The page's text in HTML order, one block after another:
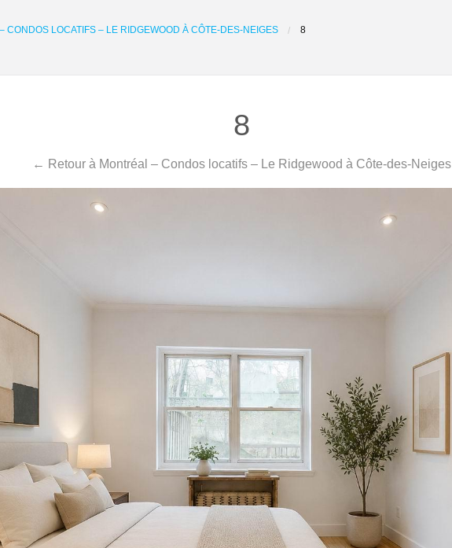
CONDOS LOCATIFS – LE RIDGEWOOD À CÔTE-DES-NEIGES 8
8
← Retour à Montréal – Condos locatifs – Le Ridgewood à Côte-des-Neiges